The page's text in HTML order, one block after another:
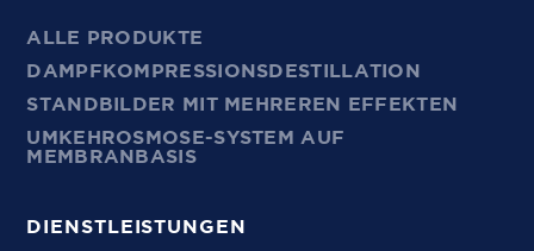
ALLE PRODUKTE
DAMPFKOMPRESSIONSDESTILLATION
STANDBILDER MIT MEHREREN EFFEKTEN
UMKEHROSMOSE-SYSTEM AUF
MEMBRANBASIS
DIENSTLEISTUNGEN